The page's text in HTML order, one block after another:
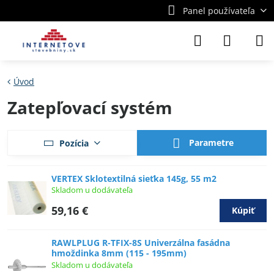
Panel používateľa
Úvod
Zatepľovací systém
Pozícia Parametre
VERTEX Sklotextilná sieťka 145g, 55 m2
Skladom u dodávateľa
59,16 € Kúpiť
RAWLPLUG R-TFIX-8S Univerzálna fasádna
hmoždinka 8mm (115 - 195mm)
Skladom u dodávateľa